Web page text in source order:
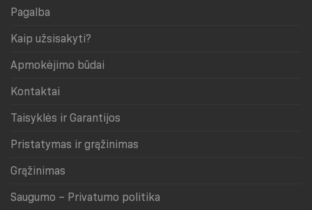
Pagalba
Kaip užsisakyti?
Apmokėjimo būdai
Kontaktai
Taisyklės ir Garantijos
Pristatymas ir grąžinimas
Grąžinimas
Saugumo – Privatumo politika